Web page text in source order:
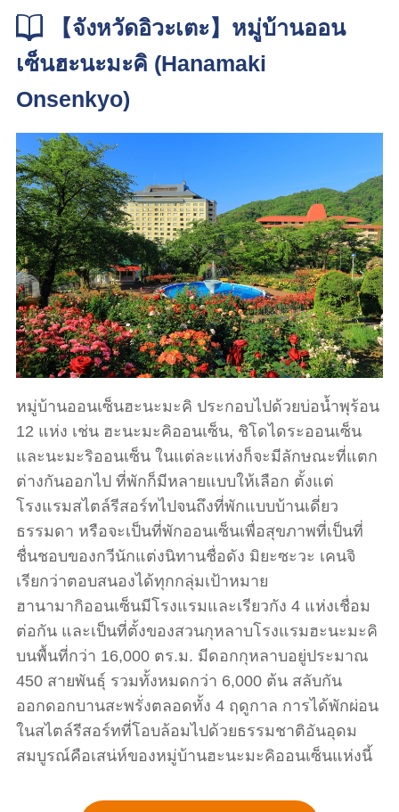
【จังหวัดอิวะเตะ】หมู่บ้านออน
เซ็นฮะนะมะคิ (Hanamaki
Onsenkyo)
หมู่บ้านออนเซ็นฮะนะมะคิ ประกอบไปด้วยบ่อน้ำพุร้อน
12 แห่ง เช่น ฮะนะมะคิออนเซ็น, ชิโดไดระออนเซ็น
และนะมะริออนเซ็น ในแต่ละแห่งก็จะมีลักษณะที่แตก
ต่างกันออกไป ที่พักก็มีหลายแบบให้เลือก ตั้งแต่
โรงแรมสไตล์รีสอร์ทไปจนถึงที่พักแบบบ้านเดี่ยว
ธรรมดา หรือจะเป็นที่พักออนเซ็นเพื่อสุขภาพที่เป็นที่
ชื่นชอบของกวีนักแต่งนิทานชื่อดัง มิยะซะวะ เคนจิ
เรียกว่าตอบสนองได้ทุกกลุ่มเป้าหมาย
ฮานามากิออนเซ็นมีโรงแรมและเรียวกัง 4 แห่งเชื่อม
ต่อกัน และเป็นที่ตั้งของสวนกุหลาบโรงแรมฮะนะมะคิ
บนพื้นที่กว่า 16,000 ตร.ม. มีดอกกุหลาบอยู่ประมาณ
450 สายพันธุ์ รวมทั้งหมดกว่า 6,000 ต้น สลับกัน
ออกดอกบานสะพรั่งตลอดทั้ง 4 ฤดูกาล การได้พักผ่อน
ในสไตล์รีสอร์ทที่โอบล้อมไปด้วยธรรมชาติอันอุดม
สมบูรณ์คือเสน่ห์ของหมู่บ้านฮะนะมะคิออนเซ็นแห่งนี้